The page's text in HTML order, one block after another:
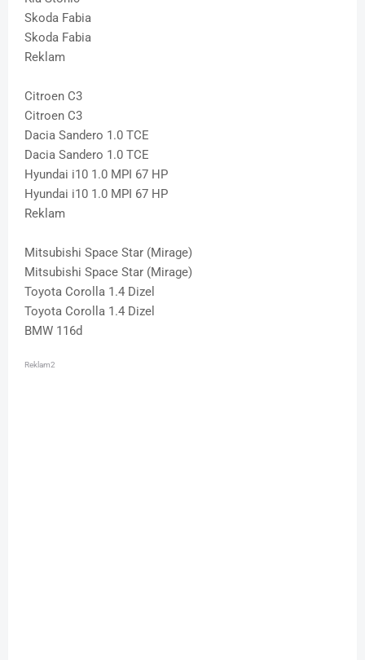
Skoda Fabia
Skoda Fabia
Reklam
Citroen C3
Citroen C3
Dacia Sandero 1.0 TCE
Dacia Sandero 1.0 TCE
Hyundai i10 1.0 MPI 67 HP
Hyundai i10 1.0 MPI 67 HP
Reklam
Mitsubishi Space Star (Mirage)
Mitsubishi Space Star (Mirage)
Toyota Corolla 1.4 Dizel
Toyota Corolla 1.4 Dizel
BMW 116d
Reklam2